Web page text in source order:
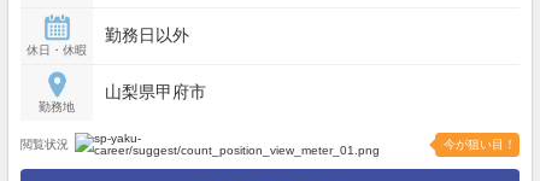
休日・休暇
勤務日以外
勤務地
山梨県甲府市
閲覧状況 今が狙い目！